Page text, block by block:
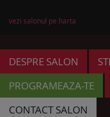
vezi salonul pe harta
DESPRE SALON
PROGRAMEAZA-TE
CONTACT SALON